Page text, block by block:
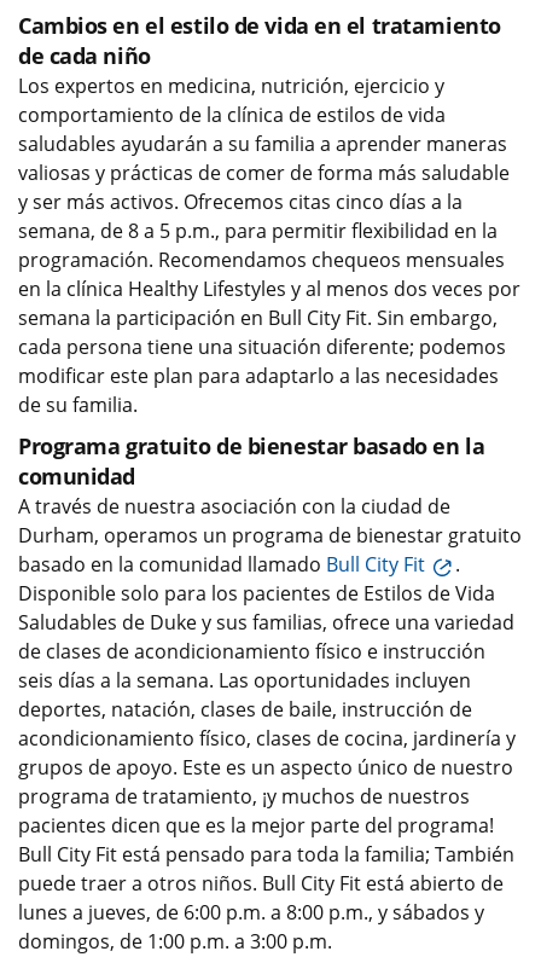
Cambios en el estilo de vida en el tratamiento
de cada niño
Los expertos en medicina, nutrición, ejercicio y
comportamiento de la clínica de estilos de vida
saludables ayudarán a su familia a aprender maneras
valiosas y prácticas de comer de forma más saludable
y ser más activos. Ofrecemos citas cinco días a la
semana, de 8 a 5 p.m., para permitir flexibilidad en la
programación. Recomendamos chequeos mensuales
en la clínica Healthy Lifestyles y al menos dos veces por
semana la participación en Bull City Fit. Sin embargo,
cada persona tiene una situación diferente; podemos
modificar este plan para adaptarlo a las necesidades
de su familia.
Programa gratuito de bienestar basado en la
comunidad
A través de nuestra asociación con la ciudad de
Durham, operamos un programa de bienestar gratuito
basado en la comunidad llamado Bull City Fit
.
Disponible solo para los pacientes de Estilos de Vida
Saludables de Duke y sus familias, ofrece una variedad
de clases de acondicionamiento físico e instrucción
seis días a la semana. Las oportunidades incluyen
deportes, natación, clases de baile, instrucción de
acondicionamiento físico, clases de cocina, jardinería y
grupos de apoyo. Este es un aspecto único de nuestro
programa de tratamiento, ¡y muchos de nuestros
pacientes dicen que es la mejor parte del programa!
Bull City Fit está pensado para toda la familia; También
puede traer a otros niños. Bull City Fit está abierto de
lunes a jueves, de 6:00 p.m. a 8:00 p.m., y sábados y
domingos, de 1:00 p.m. a 3:00 p.m.